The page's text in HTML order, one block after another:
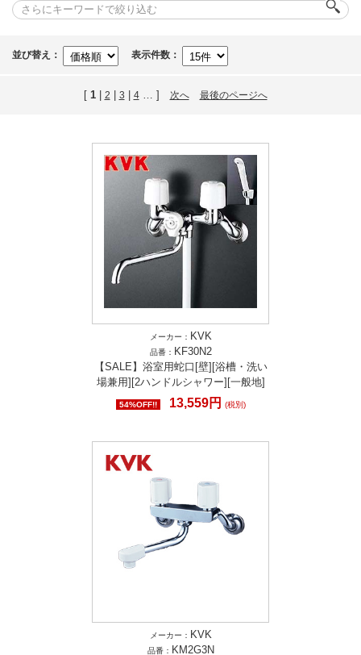
並び替え： 表示件数：
[ 1| 2 3 4… ] 次へ 最後のページへ
メーカー： KVK
品番： KF30N2
【SALE】浴室用蛇口[壁][浴槽・洗い
場兼用][2ハンドルシャワー][一般地]
54%OFF!! 13,559円 (税別)
メーカー： KVK
品番： KM2G3N